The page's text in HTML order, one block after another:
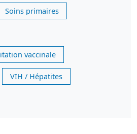
Soins primaires
vaccinale
VIH / Hépatites